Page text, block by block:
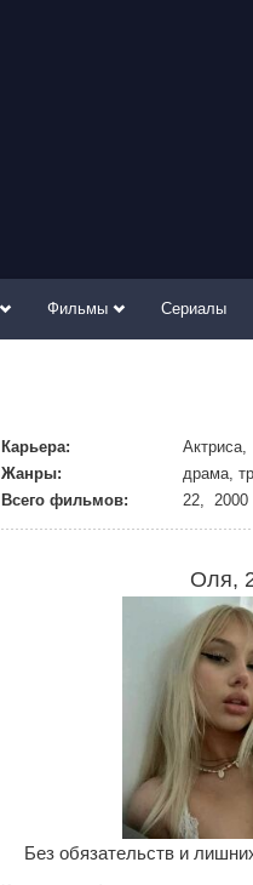
Фильмы Сериалы
Карьера:
Актриса,
Жанры:
драма,
Всего фильмов:
22, 2000
Оля,
Без обязательств и